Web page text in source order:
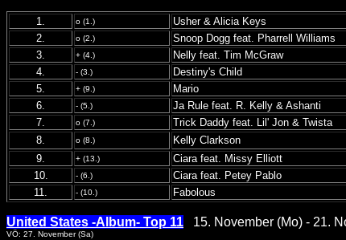
1. o (1.) Usher & Alicia Keys
2.
o (2.) Snoop Dogg feat. Pharrell Williams
3.
+ (4.) Nelly feat. Tim McGraw
4.
- (3.) Destiny's Child
5.
+ (9.) Mario
6.
- (5.) Ja Rule feat. R. Kelly & Ashanti
7.
o (7.) Trick Daddy feat. Lil' Jon & Twista
8.
o (8.) Kelly Clarkson
9. + (13.) Ciara feat. Missy Elliott
10.
- (6.) Ciara feat. Petey Pablo
11.
- (10.) Fabolous
United States -Album- Top 11 15. November (Mo) - 21.
VÖ: 27. November (Sa)